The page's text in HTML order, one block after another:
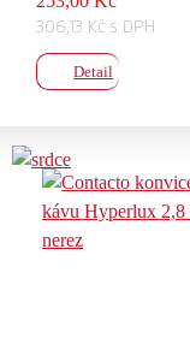
306,13 Kč s DPH
Detail